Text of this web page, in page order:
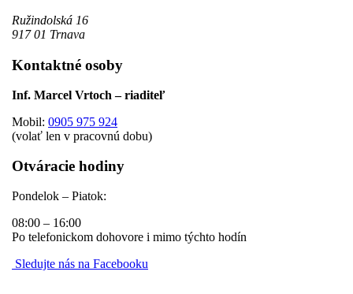
Ružindolská 16
917 01 Trnava
Kontaktné osoby
Inf. Marcel Vrtoch – riaditeľ
Mobil: 0905 975 924
(volať len v pracovnú dobu)
Otváracie hodiny
Pondelok – Piatok:
08:00 – 16:00
Po telefonickom dohovore i mimo týchto hodín
Sledujte nás na Facebooku